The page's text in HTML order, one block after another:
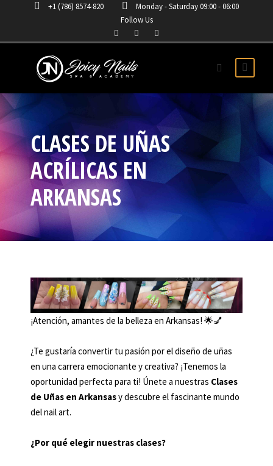
+1 (786) 8574-820
Monday - Saturday 09:00 - 06:00
Follow Us
CLASES DE UÑAS
ACRÍLICAS EN
ARKANSAS
¡Atención, amantes de la belleza en Arkansas! 🌟💅
¿Te gustaría convertir tu pasión por el diseño de uñas
en una carrera emocionante y creativa? ¡Tenemos la
oportunidad perfecta para ti! Únete a nuestras Clases
de Uñas en Arkansasy descubre el fascinante mundo
del nail art.
¿Por qué elegir nuestras clases?